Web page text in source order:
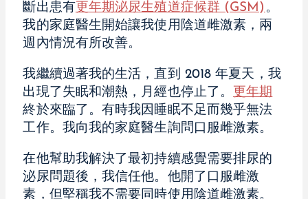
斷出患有 更年期泌尿生殖道症候群 (GSM) 。
我的家庭醫生開始讓我使用陰道雌激素，兩
週內情況有所改善。
我繼續過著我的生活，直到 2018 年夏天，我
出現了失眠和潮熱，月經也停止了。
更年期
終於來臨了。有時我因睡眠不足而幾乎無法
工作。我向我的家庭醫生詢問口服雌激素。
在他幫助我解決了最初持續感覺需要排尿的
泌尿問題後，我信任他。他開了口服雌激
素，但堅稱我不需要同時使用陰道雌激素。